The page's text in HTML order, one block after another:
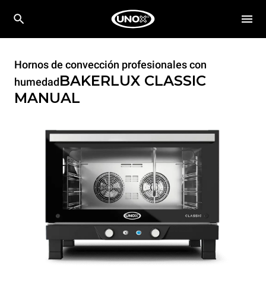
Hornos de convección profesionales con
humedadBAKERLUX CLASSIC
MANUAL